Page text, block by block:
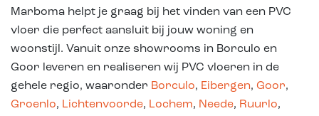
Marboma helpt je graag bij het vinden van een PVC
vloer die perfect aansluit bij jouw woning en
woonstijl. Vanuit onze showrooms in Borculo en
Goor leveren en realiseren wij PVC vloeren in de
gehele regio, waaronder Borculo, Eibergen, Goor,
Groenlo, Lichtenvoorde, Lochem, Neede, Ruurlo,